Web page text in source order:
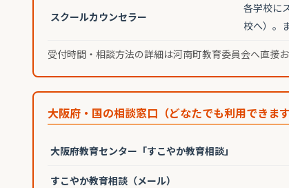
スクールカウンセラー
各学校に
校へ）。
受付時間・相談方法の詳細は河南町教育委員会へ直接
大阪府・国の相談窓口（どなたでも利用できます
大阪府教育センター「すこやか教育相談」
すこやか教育相談（メール）